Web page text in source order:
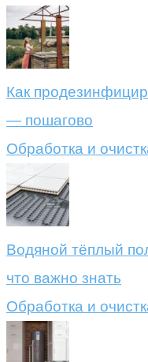
Как
— пошагово
Обработка и
Водяной тёплый
что важно знать
Обработка и